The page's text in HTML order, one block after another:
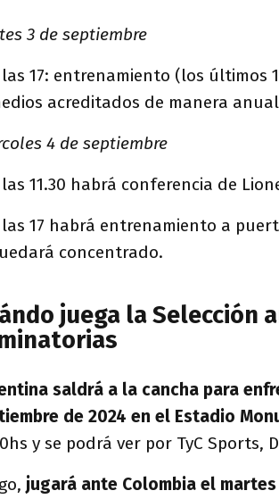
3 de septiembre
las 17: entrenamiento (los últimos
acreditados de manera
4 de septiembre
las 11.30 habrá conferencia de
las 17 habrá entrenamiento a
concentrado.
juega la Selección
saldrá a la cancha para
de 2024 en el Estadio
y se podrá ver por TyC Sports,
jugará ante Colombia el